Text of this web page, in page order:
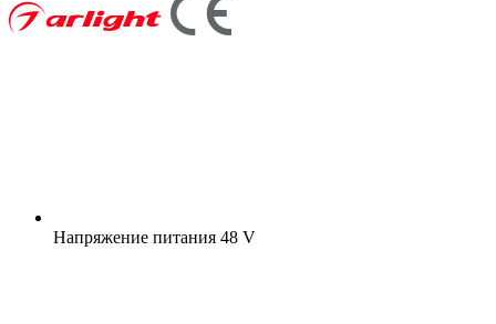
Напряжение питания 48 V